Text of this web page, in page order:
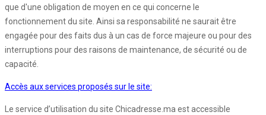
que d'une obligation de moyen en ce qui concerne le
fonctionnement du site. Ainsi sa responsabilité ne saurait être
engagée pour des faits dus à un cas de force majeure ou pour des
interruptions pour des raisons de maintenance, de sécurité ou de
capacité.
Accès aux services proposés sur le site:
Le service d’utilisation du site Chicadresse.ma est accessible